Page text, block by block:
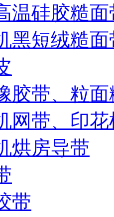
温硅胶糙面
黑短绒糙面
胶带、粒
网带、印
烘房导带
带